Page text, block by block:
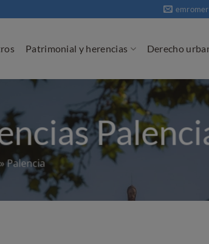
Patrimonial y herencias Derecho
»Palencia